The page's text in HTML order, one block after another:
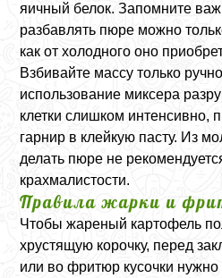
яичный белок. Запомните
разбавлять пюре можно
как от холодного оно
Взбивайте массу только
использование миксера
клетки слишком интенсивно,
гарнир в клейкую пасту. Из
делать пюре не
крахмалистости.
Правила жарки и
Чтобы жареный картофель
хрустящую корочку, перед
или во фритюр кусочки